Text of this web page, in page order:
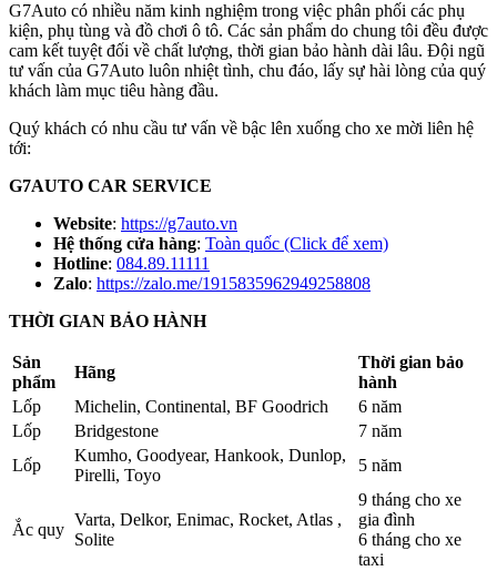
G7Auto có nhiều năm kinh nghiệm trong việc phân phối các phụ
kiện, phụ tùng và đồ chơi ô tô. Các sản phẩm do chung tôi đều được
cam kết tuyệt đối về chất lượng, thời gian bảo hành dài lâu. Đội ngũ
tư vấn của G7Auto luôn nhiệt tình, chu đáo, lấy sự hài lòng của quý
khách làm mục tiêu hàng đầu.
Quý khách có nhu cầu tư vấn về bậc lên xuống cho xe mời liên hệ
tới:
G7AUTO CAR SERVICE
Website: https://g7auto.vn
Hệ thống cửa hàng: Toàn quốc (Click để xem)
Hotline: 084.89.11111
Zalo: https://zalo.me/1915835962949258808
THỜI GIAN BẢO HÀNH
Sản
phẩm
Hãng
Thời gian bảo
hành
Lốp
Michelin, Continental, BF Goodrich
6 năm
Lốp
Bridgestone
7 năm
Lốp
Kumho, Goodyear, Hankook, Dunlop,
Pirelli, Toyo
5 năm
Ắc quy
Varta, Delkor, Enimac, Rocket, Atlas ,
Solite
9 tháng cho xe
gia đình
6 tháng cho xe
taxi